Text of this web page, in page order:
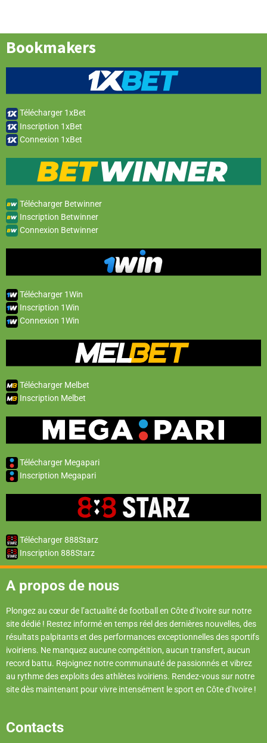
Bookmakers
Télécharger 1xBet
Inscription 1xBet
Connexion 1xBet
Télécharger Betwinner
Inscription Betwinner
Connexion Betwinner
Télécharger 1Win
Inscription 1Win
Connexion 1Win
Télécharger Melbet
Inscription Melbet
Télécharger Megapari
Inscription Megapari
Télécharger 888Starz
Inscription 888Starz
A propos de nous
Plongez au cœur de l’actualité de football en Côte d’Ivoire sur notre
site dédié ! Restez informé en temps réel des dernières nouvelles, des
résultats palpitants et des performances exceptionnelles des sportifs
ivoiriens. Ne manquez aucune compétition, aucun transfert, aucun
record battu. Rejoignez notre communauté de passionnés et vibrez
au rythme des exploits des athlètes ivoiriens. Rendez-vous sur notre
site dès maintenant pour vivre intensément le sport en Côte d’Ivoire !
Contacts